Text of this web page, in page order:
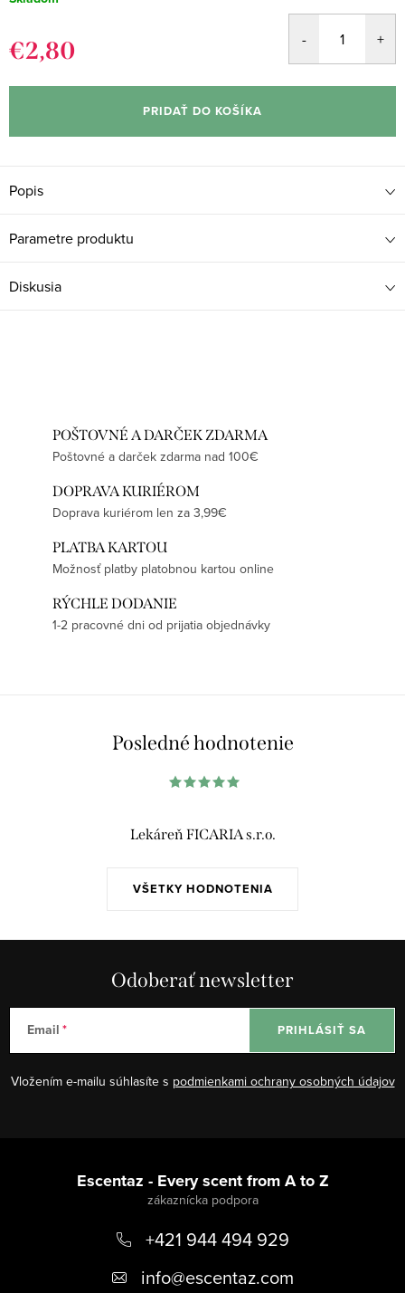
€2,80
cena:
PRIDAŤ DO KOŠÍKA
Popis
Parametre produktu
Diskusia
POŠTOVNÉ A DARČEK ZDARMA
Poštovné a darček zdarma nad 100€
DOPRAVA KURIÉROM
Doprava kuriérom len za 3,99€
PLATBA KARTOU
Možnosť platby platobnou kartou online
RÝCHLE DODANIE
1-2 pracovné dni od prijatia objednávky
Posledné hodnotenie
VŠETKY HODNOTENIA
Lekáreň FICARIA s.r.o.
Odoberať newsletter
Email
Vložením e-mailu súhlasíte s podmienkami ochrany osobných údajov
PRIHLÁSIŤ SA
Escentaz - Every scent from A to Z
+421 944 494 929
info@escentaz.com